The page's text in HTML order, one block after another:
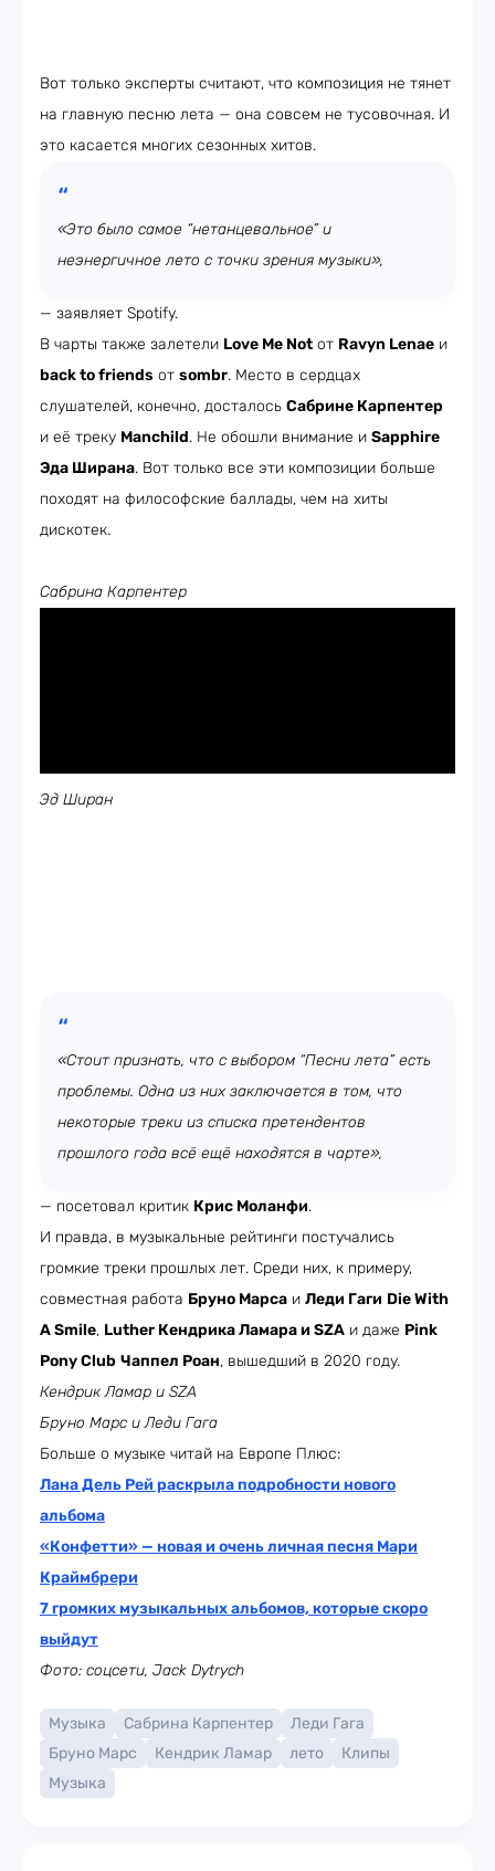
Вот только эксперты считают, что композиция не тянет
на главную песню лета — она совсем не тусовочная. И
это касается многих сезонных хитов.
«Это было самое “нетанцевальное” и
неэнергичное лето с точки зрения музыки»,
— заявляет Spotify.
В чарты также залетели Love Me Not от Ravyn Lenae и
back to friends от sombr. Место в сердцах
слушателей, конечно, досталось Сабрине Карпентер
и её треку Manchild. Не обошли внимание и Sapphire
Эда Ширана. Вот только все эти композиции больше
походят на философские баллады, чем на хиты
дискотек.
Сабрина Карпентер
Эд Ширан
«Стоит признать, что с выбором “Песни лета” есть
проблемы. Одна из них заключается в том, что
некоторые треки из списка претендентов
прошлого года всё ещё находятся в чарте»,
— посетовал критик Крис Моланфи.
И правда, в музыкальные рейтинги постучались
громкие треки прошлых лет. Среди них, к примеру,
совместная работа Бруно Марса и Леди Гаги Die With
A Smile, Luther Кендрика Ламара и SZA и даже Pink
Pony Club Чаппел Роан, вышедший в 2020 году.
Кендрик Ламар и SZA
Бруно Марс и Леди Гага
Больше о музыке читай на Европе Плюс:
Лана Дель Рей раскрыла подробности нового
альбома
«Конфетти» — новая и очень личная песня Мари
Краймбрери
7 громких музыкальных альбомов, которые скоро
выйдут
Фото: соцсети, Jack Dytrych
Музыка Сабрина Карпентер
Леди Гага
Бруно Марс
Кендрик Ламар лето
Клипы
Музыка